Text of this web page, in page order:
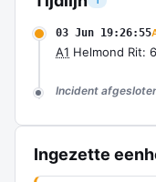
03 Jun 19:26:55
A1 Helmond Rit:
Incident
Ingezette